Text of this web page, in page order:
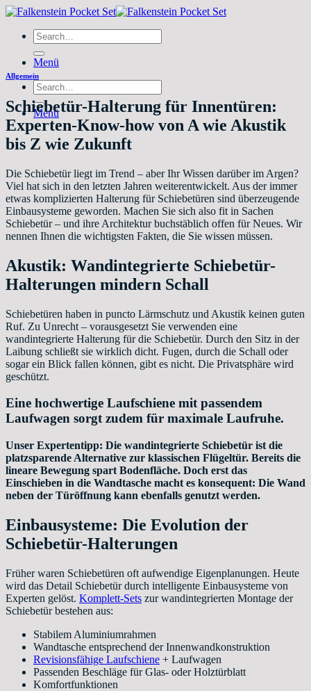
Zum
springenSearch
for:
Menü
Search
for:
Menü
Allgemein
Schiebetür-Halterung für Innentüren:
Experten-Know-how von A wie Akustik
bis Z wie Zukunft
Die Schiebetür liegt im Trend – aber Ihr Wissen darüber im Argen?
Viel hat sich in den letzten Jahren weiterentwickelt. Aus der immer
etwas komplizierten Halterung für Schiebetüren sind überzeugende
Einbausysteme geworden. Machen Sie sich also fit in Sachen
Schiebetür – und ihre Architektur buchstäblich offen für Neues. Wir
nennen Ihnen die wichtigsten Fakten, die Sie wissen müssen.
Akustik: Wandintegrierte Schiebetür-
Halterungen mindern Schall
Schiebetüren haben in puncto Lärmschutz und Akustik keinen guten
Ruf. Zu Unrecht – vorausgesetzt Sie verwenden eine
wandintegrierte Halterung für die Schiebetür. Durch den Sitz in der
Laibung schließt sie wirklich dicht. Fugen, durch die Schall oder
sogar ein Blick fallen können, gibt es nicht. Die Privatsphäre wird
geschützt.
Eine hochwertige Laufschiene mit passendem
Laufwagen sorgt zudem für maximale Laufruhe.
Unser Expertentipp: Die wandintegrierte Schiebetür ist die
platzsparende Alternative zur klassischen Flügeltür. Bereits die
lineare Bewegung spart Bodenfläche. Doch erst das
Einschieben in die Wandtasche macht es konsequent: Die Wand
neben der Türöffnung kann ebenfalls genutzt werden.
Einbausysteme: Die Evolution der
Schiebetür-Halterungen
Früher waren Schiebetüren oft aufwendige Eigenplanungen. Heute
wird das Detail Schiebetür durch intelligente Einbausysteme von
Experten gelöst. Komplett-Sets zur wandintegrierten Montage der
Schiebetür bestehen aus:
Stabilem Aluminiumrahmen
Wandtasche entsprechend der Innenwandkonstruktion
Revisionsfähige Laufschiene + Laufwagen
Passenden Beschläge für Glas- oder Holztürblatt
Komfortfunktionen